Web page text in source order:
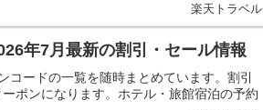
楽天トラベル
年7月最新の割引・セール情報
ードの一覧を随時まとめています。割引
ポンになります。ホテル・旅館宿泊の予約